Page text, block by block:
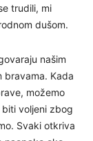
trudili, mi
dušom.
našim
bravama. Kada
možemo
voljeni zbog
Svaki otkriva